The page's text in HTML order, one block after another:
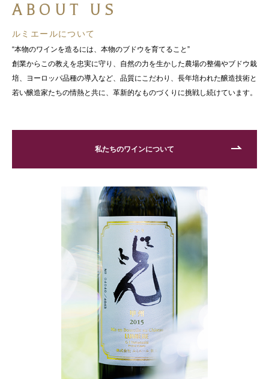
ABOUT US
ルミエールについて
“本物のワインを造るには、本物のブドウを育てること”
創業からこの教えを忠実に守り、自然の力を生かした農場の整備やブドウ栽
培、ヨーロッパ品種の導入など、品質にこだわり、長年培われた醸造技術と
若い醸造家たちの情熱と共に、革新的なものづくりに挑戦し続けています。
私たちのワインについて